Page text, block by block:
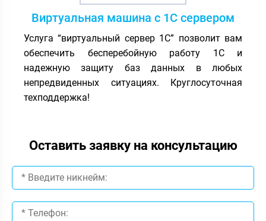
Виртуальная машина с 1С сервером
Услуга “виртуальный сервер 1С” позволит вам
обеспечить бесперебойную работу 1С и
надежную защиту баз данных в любых
непредвиденных ситуациях. Круглосуточная
техподдержка!
Оставить заявку на консультацию